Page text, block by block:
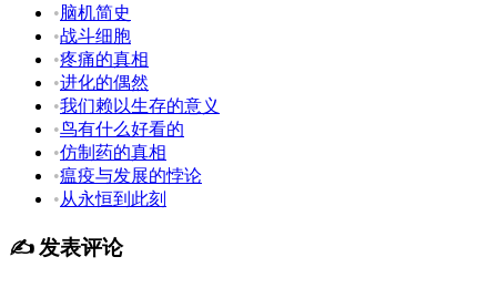
•脑机简史
•战斗细胞
•疼痛的真相
•进化的偶然
•我们赖以生存的意义
•鸟有什么好看的
•仿制药的真相
•瘟疫与发展的悖论
•从永恒到此刻
✍️ 发表评论